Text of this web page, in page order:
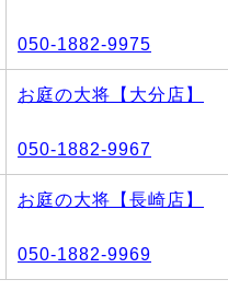
050-1882-9975
お庭の大将【大分店】
050-1882-9967
お庭の大将【長崎店】
050-1882-9969